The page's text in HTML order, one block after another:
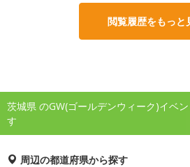
閲覧履歴をもっと
茨城県 のGW(ゴールデンウィーク)イベ
す
周辺の都道府県から探す